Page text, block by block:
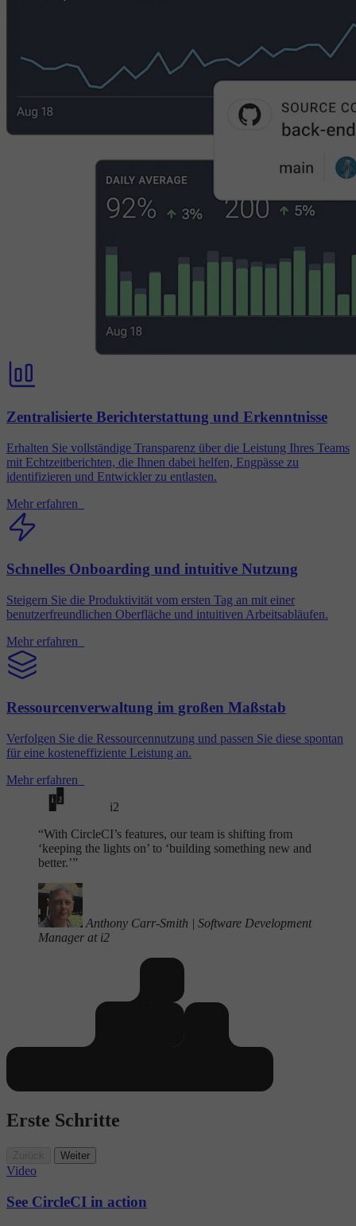
Zentralisierte Berichterstattung und Erkenntnisse
Erhalten Sie vollständige Transparenz über die Leistung Ihres Teams
mit Echtzeitberichten, die Ihnen dabei helfen, Engpässe zu
identifizieren und Entwickler zu entlasten.
Mehr erfahren
Schnelles Onboarding und intuitive Nutzung
Steigern Sie die Produktivität vom ersten Tag an mit einer
benutzerfreundlichen Oberfläche und intuitiven Arbeitsabläufen.
Mehr erfahren
Ressourcenverwaltung im großen Maßstab
Verfolgen Sie die Ressourcennutzung und passen Sie diese spontan
für eine kosteneffiziente Leistung an.
Mehr erfahren
i2
“With CircleCI’s features, our team is shifting from
‘keeping the lights on’ to ‘building something new and
better.’”
Anthony Carr-Smith | Software Development
Manager at i2
Erste Schritte
Weiter
Video
See CircleCI in action